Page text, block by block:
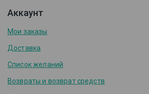
Аккаунт
Мои заказы
Доставка
Список желаний
Возвраты и возврат средств